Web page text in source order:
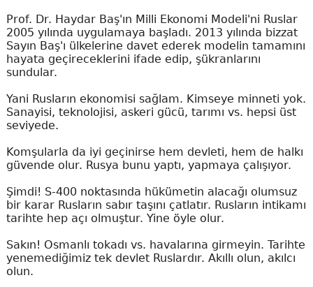
Prof. Dr. Haydar Baş'ın Milli Ekonomi Modeli'ni Ruslar
2005 yılında uygulamaya başladı. 2013 yılında bizzat
Sayın Baş'ı ülkelerine davet ederek modelin tamamını
hayata geçireceklerini ifade edip, şükranlarını
sundular.
Yani Rusların ekonomisi sağlam. Kimseye minneti yok.
Sanayisi, teknolojisi, askeri gücü, tarımı vs. hepsi üst
seviyede.
Komşularla da iyi geçinirse hem devleti, hem de halkı
güvende olur. Rusya bunu yaptı, yapmaya çalışıyor.
Şimdi! S-400 noktasında hükümetin alacağı olumsuz
bir karar Rusların sabır taşını çatlatır. Rusların intikamı
tarihte hep açı olmuştur. Yine öyle olur.
Sakın! Osmanlı tokadı vs. havalarına girmeyin. Tarihte
yenemediğimiz tek devlet Ruslardır. Akıllı olun, akılcı
olun.